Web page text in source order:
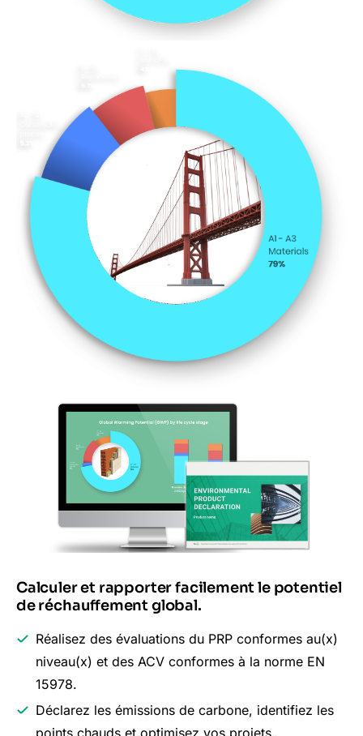
Calculer et rapporter facilement le potentiel
de réchauffement global.
Réalisez des évaluations du PRP conformes au(x)
niveau(x) et des ACV conformes à la norme EN
15978.
Déclarez les émissions de carbone, identifiez les
points chauds et optimisez vos projets.